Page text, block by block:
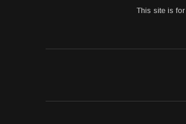
This site is